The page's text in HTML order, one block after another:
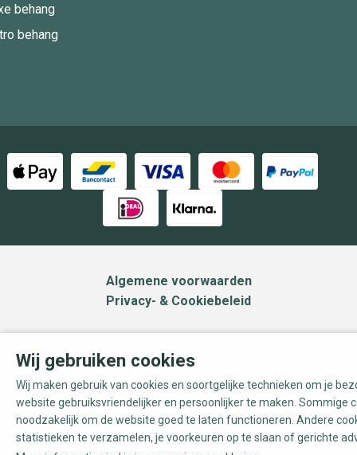
behang
behang
Algemene voorwaarden
Privacy- & Cookiebeleid
Wij gebruiken cookies
Wij maken gebruik van cookies en soortgelijke technieken om je
website gebruiksvriendelijker en persoonlijker te maken. Sommige
noodzakelijk om de website goed te laten functioneren. Andere
statistieken te verzamelen, je voorkeuren op te slaan of gerichte